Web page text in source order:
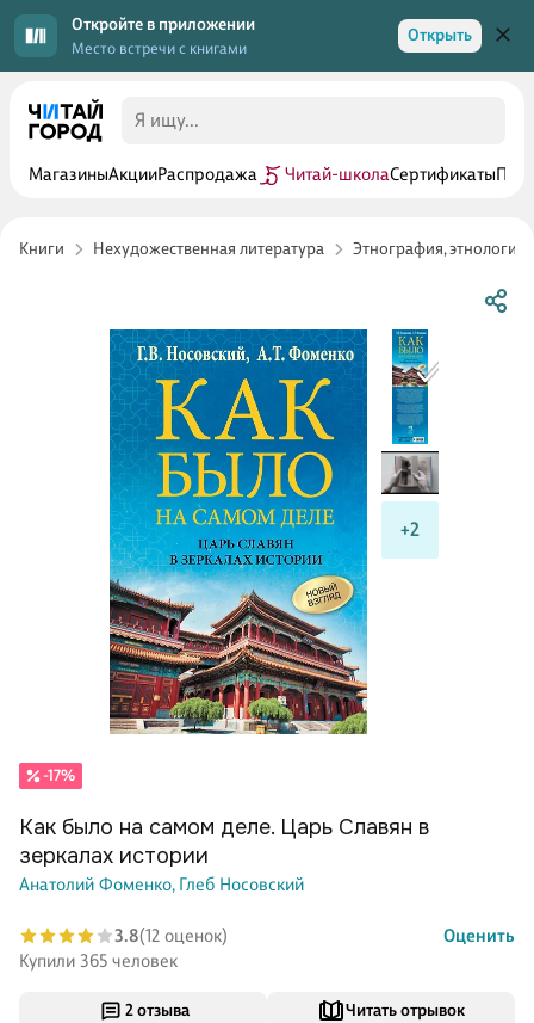
Откройте в приложении
Место встречи с книгами
Открыть
МагазиныАкцииРаспродажа Читай-школаСертификаты
Книги Нехудожественная литература Этнография,
+2
2 отзыва Читать отрывок
-17%
Как было на самом деле. Царь Славян в
зеркалах истории
Анатолий Фоменко, Глеб Носовский
3.8(12 оценок)
Оценить
Купили 365 человек